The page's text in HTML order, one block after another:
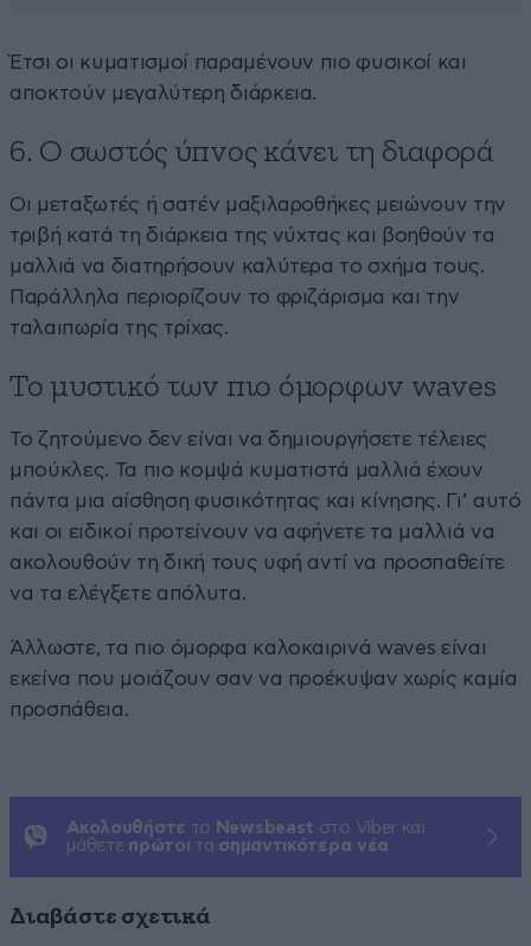
Έτσι οι κυματισμοί παραμένουν πιο φυσικοί και
αποκτούν μεγαλύτερη διάρκεια.
6. Ο σωστός ύπνος κάνει τη διαφορά
Οι μεταξωτές ή σατέν μαξιλαροθήκες μειώνουν την
τριβή κατά τη διάρκεια της νύχτας και βοηθούν τα
μαλλιά να διατηρήσουν καλύτερα το σχήμα τους.
Παράλληλα περιορίζουν το φριζάρισμα και την
ταλαιπωρία της τρίχας.
Το μυστικό των πιο όμορφων waves
Το ζητούμενο δεν είναι να δημιουργήσετε τέλειες
μπούκλες. Τα πιο κομψά κυματιστά μαλλιά έχουν
πάντα μια αίσθηση φυσικότητας και κίνησης. Γι’ αυτό
και οι ειδικοί προτείνουν να αφήνετε τα μαλλιά να
ακολουθούν τη δική τους υφή αντί να προσπαθείτε
να τα ελέγξετε απόλυτα.
Άλλωστε, τα πιο όμορφα καλοκαιρινά waves είναι
εκείνα που μοιάζουν σαν να προέκυψαν χωρίς καμία
προσπάθεια.
Ακολουθήστε το Newsbeast στο Viber και
μάθετε πρώτοι τα σημαντικότερα νέα
Διαβάστε σχετικά